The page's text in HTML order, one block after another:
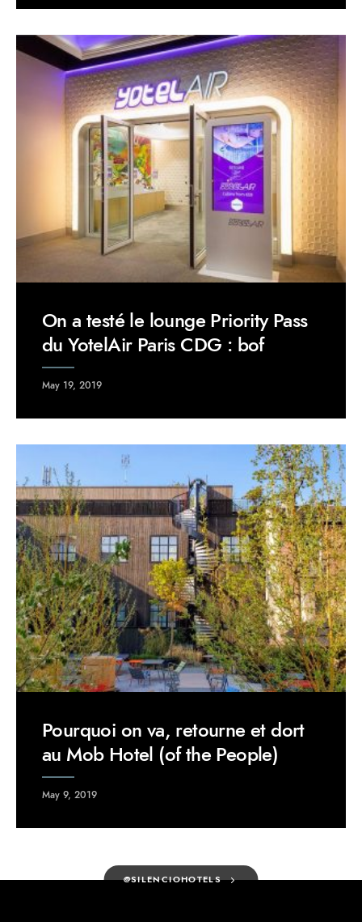
On a testé le lounge Priority Pass
du YotelAir Paris CDG : bof
May 19, 2019
Pourquoi on va, retourne et dort
au Mob Hotel (of the People)
May 9, 2019
@SILENCIOHOTELS